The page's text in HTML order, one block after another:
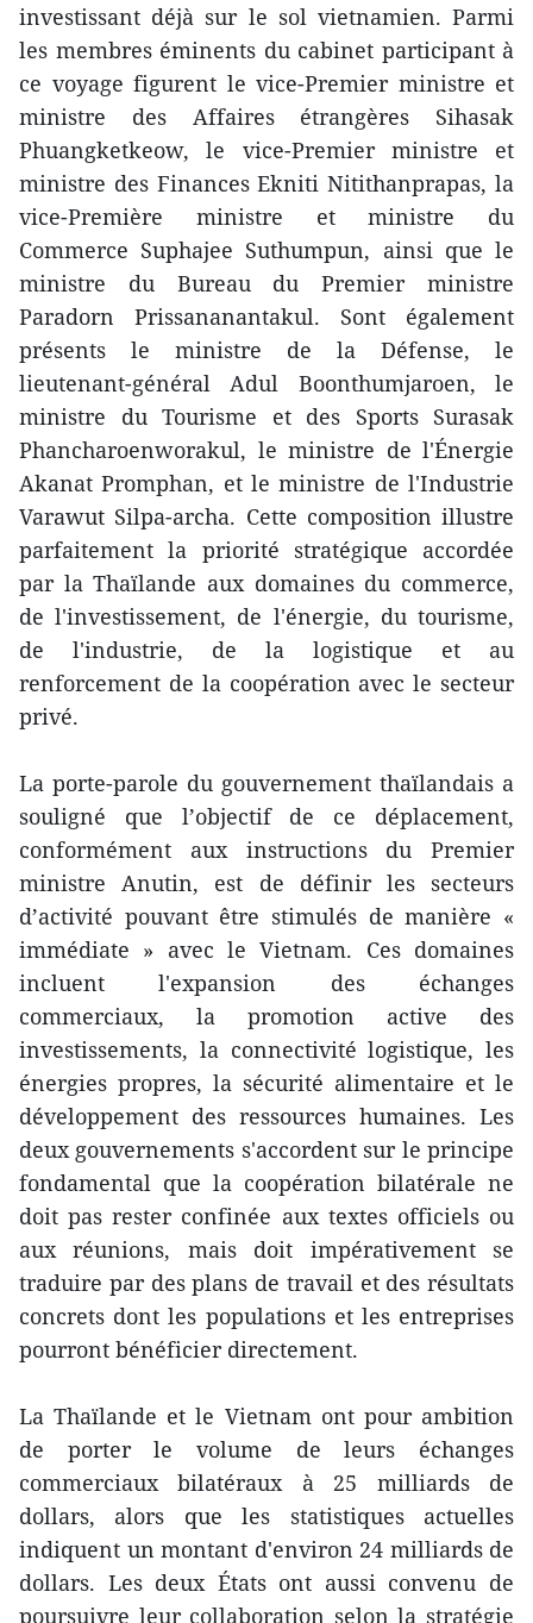
investissant déjà sur le sol vietnamien. Parmi
les membres éminents du cabinet participant à
ce voyage figurent le vice-Premier ministre et
ministre des Affaires étrangères Sihasak
Phuangketkeow, le vice-Premier ministre et
ministre des Finances Ekniti Nitithanprapas, la
vice-Première ministre et ministre du
Commerce Suphajee Suthumpun, ainsi que le
ministre du Bureau du Premier ministre
Paradorn Prissananantakul. Sont également
présents le ministre de la Défense, le
lieutenant-général Adul Boonthumjaroen, le
ministre du Tourisme et des Sports Surasak
Phancharoenworakul, le ministre de l'Énergie
Akanat Promphan, et le ministre de l'Industrie
Varawut Silpa-archa. Cette composition illustre
parfaitement la priorité stratégique accordée
par la Thaïlande aux domaines du commerce,
de l'investissement, de l'énergie, du tourisme,
de l'industrie, de la logistique et au
renforcement de la coopération avec le secteur
privé.
La porte-parole du gouvernement thaïlandais a
souligné que l’objectif de ce déplacement,
conformément aux instructions du Premier
ministre Anutin, est de définir les secteurs
d’activité pouvant être stimulés de manière «
immédiate » avec le Vietnam. Ces domaines
incluent l'expansion des échanges
commerciaux, la promotion active des
investissements, la connectivité logistique, les
énergies propres, la sécurité alimentaire et le
développement des ressources humaines. Les
deux gouvernements s'accordent sur le principe
fondamental que la coopération bilatérale ne
doit pas rester confinée aux textes officiels ou
aux réunions, mais doit impérativement se
traduire par des plans de travail et des résultats
concrets dont les populations et les entreprises
pourront bénéficier directement.
La Thaïlande et le Vietnam ont pour ambition
de porter le volume de leurs échanges
commerciaux bilatéraux à 25 milliards de
dollars, alors que les statistiques actuelles
indiquent un montant d'environ 24 milliards de
dollars. Les deux États ont aussi convenu de
poursuivre leur collaboration selon la stratégie